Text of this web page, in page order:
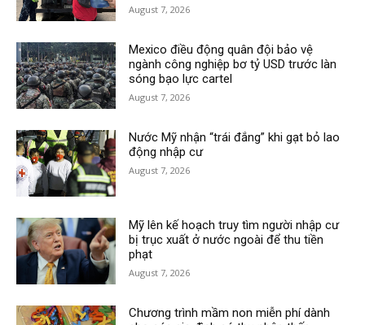
August 7, 2026
Mexico điều động quân đội bảo vệ
ngành công nghiệp bơ tỷ USD trước làn
sóng bạo lực cartel
August 7, 2026
Nước Mỹ nhận “trái đắng” khi gạt bỏ lao
động nhập cư
August 7, 2026
Mỹ lên kế hoạch truy tìm người nhập cư
bị trục xuất ở nước ngoài để thu tiền
phạt
August 7, 2026
Chương trình mầm non miễn phí dành